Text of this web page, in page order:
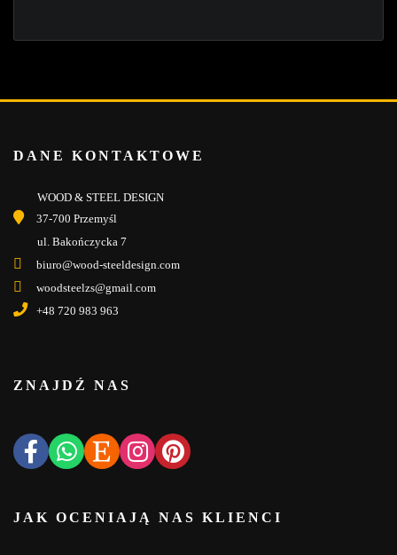
DANE KONTAKTOWE
WOOD & STEEL DESIGN
37-700 Przemyśl
ul. Bakończycka 7
biuro@wood-steeldesign.com
woodsteelzs@gmail.com
+48 720 983 963
ZNAJDŹ NAS
JAK OCENIAJĄ NAS KLIENCI